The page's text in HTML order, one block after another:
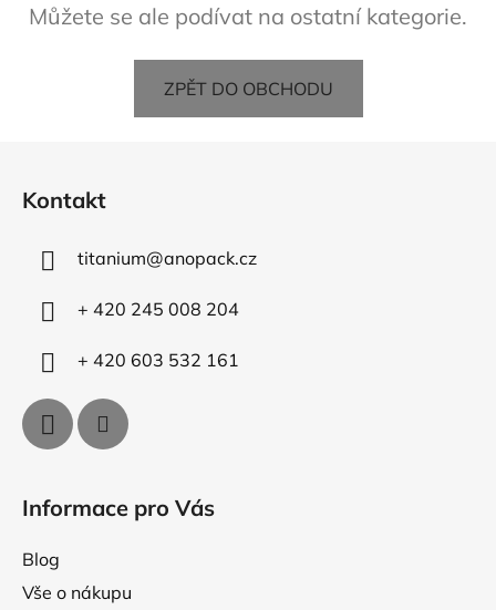
Můžete se ale podívat na ostatní kategorie.
ZPĚT DO OBCHODU
Kontakt
titanium@anopack.cz
+ 420 245 008 204
+ 420 603 532 161
Informace pro Vás
Blog
Vše o nákupu